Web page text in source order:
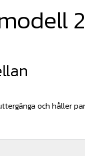
och håller